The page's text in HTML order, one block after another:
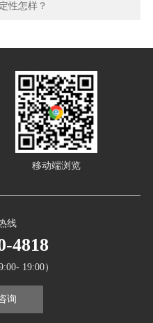
性怎样？
线
4818
19:00）
询
移动端浏览